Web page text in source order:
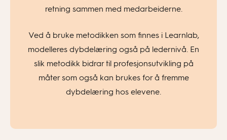
retning sammen med medarbeiderne.
Ved å bruke metodikken som finnes i Learnlab,
modelleres dybdelæring også på ledernivå. En
slik metodikk bidrar til profesjonsutvikling på
måter som også kan brukes for å fremme
dybdelæring hos elevene.